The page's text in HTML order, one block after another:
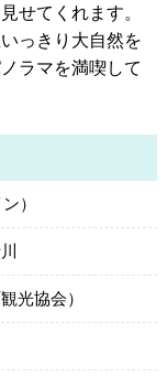
せてくれます。
っきり大自然を
ラマを満喫して
）
光協会）